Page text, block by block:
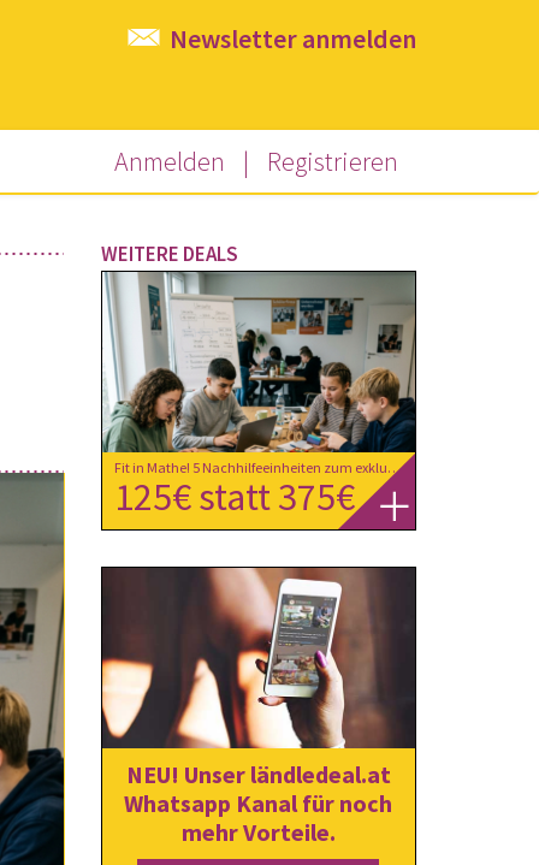
Newsletter anmelden
Anmelden | Registrieren
WEITERE DEALS
Fit in Mathe! 5 Nachhilfeeinheiten zum exklusiven Ländledeal-Preis um nur € 125,- statt € 375,- bei extra-Klasse in Dornbirn
125€ statt 375€
NEU! Unser ländledeal.at
Whatsapp Kanal für noch
mehr Vorteile.